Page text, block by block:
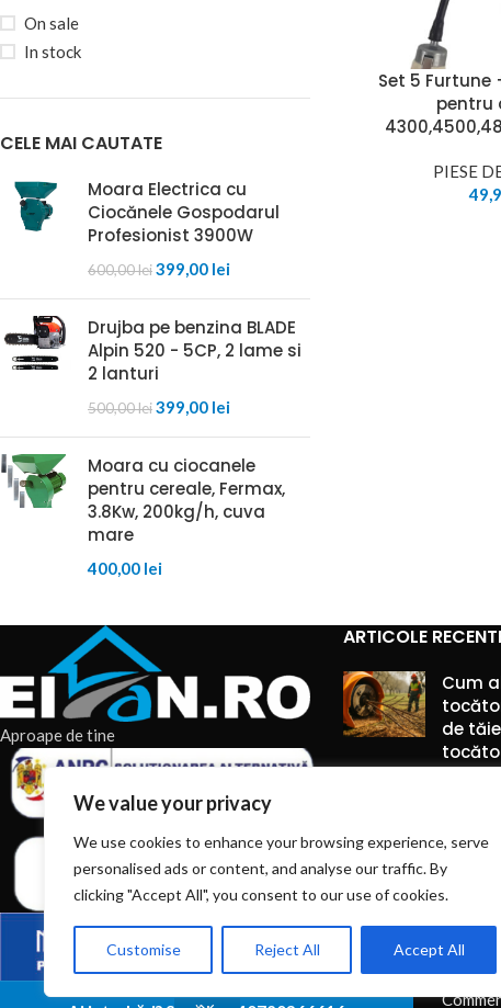
We value your privacy
We use cookies to enhance your browsing experience, serve
personalised ads or content, and analyse our traffic. By
clicking "Accept All", you consent to our use of cookies.
Customise Reject All Accept All
On sale
In stock
CELE MAI CAUTATE
Moara Electrica cu
Ciocănele Gospodarul
Profesionist 3900W
600,00lei399,00 lei
Drujba pe benzina BLADE
Alpin 520 - 5CP, 2 lame si
2 lanturi
500,00lei399,00 lei
Moara cu ciocanele
pentru cereale, Fermax,
3.8Kw, 200kg/h, cuva
mare
400,00 lei
Set 5
pentru
PIESE
Aproape de tine
ARTICOLE
Cum
de
6
Piese
6